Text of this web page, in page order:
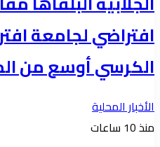
افتراضي لجامعة
الكرسي أوسع من
الأخبار المحلية
منذ 10 ساعات